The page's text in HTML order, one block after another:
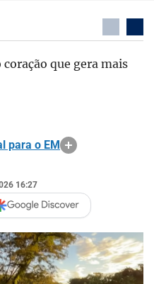
que gera mais
para o EM
16:27